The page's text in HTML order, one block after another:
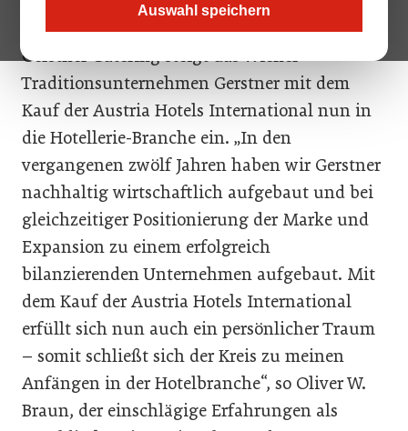
Auswahl speichern
Neben der k. u. k. Hofzuckerbäckerei und
Gerstner Catering steigt das Wiener
Traditionsunternehmen Gerstner mit dem
Kauf der Austria Hotels International nun in
die Hotellerie-Branche ein. „In den
vergangenen zwölf Jahren haben wir Gerstner
nachhaltig wirtschaftlich aufgebaut und bei
gleichzeitiger Positionierung der Marke und
Expansion zu einem erfolgreich
bilanzierenden Unternehmen aufgebaut. Mit
dem Kauf der Austria Hotels International
erfüllt sich nun auch ein persönlicher Traum
– somit schließt sich der Kreis zu meinen
Anfängen in der Hotelbranche“, so Oliver W.
Braun, der einschlägige Erfahrungen als